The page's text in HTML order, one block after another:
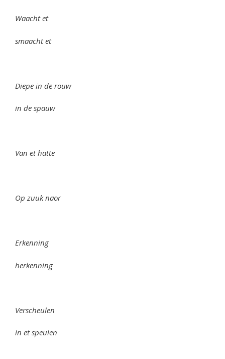
Waacht et
smaacht et
Diepe in de rouw
in de spauw
Van et hatte
Op zuuk naor
Erkenning
herkenning
Verscheulen
in et speulen